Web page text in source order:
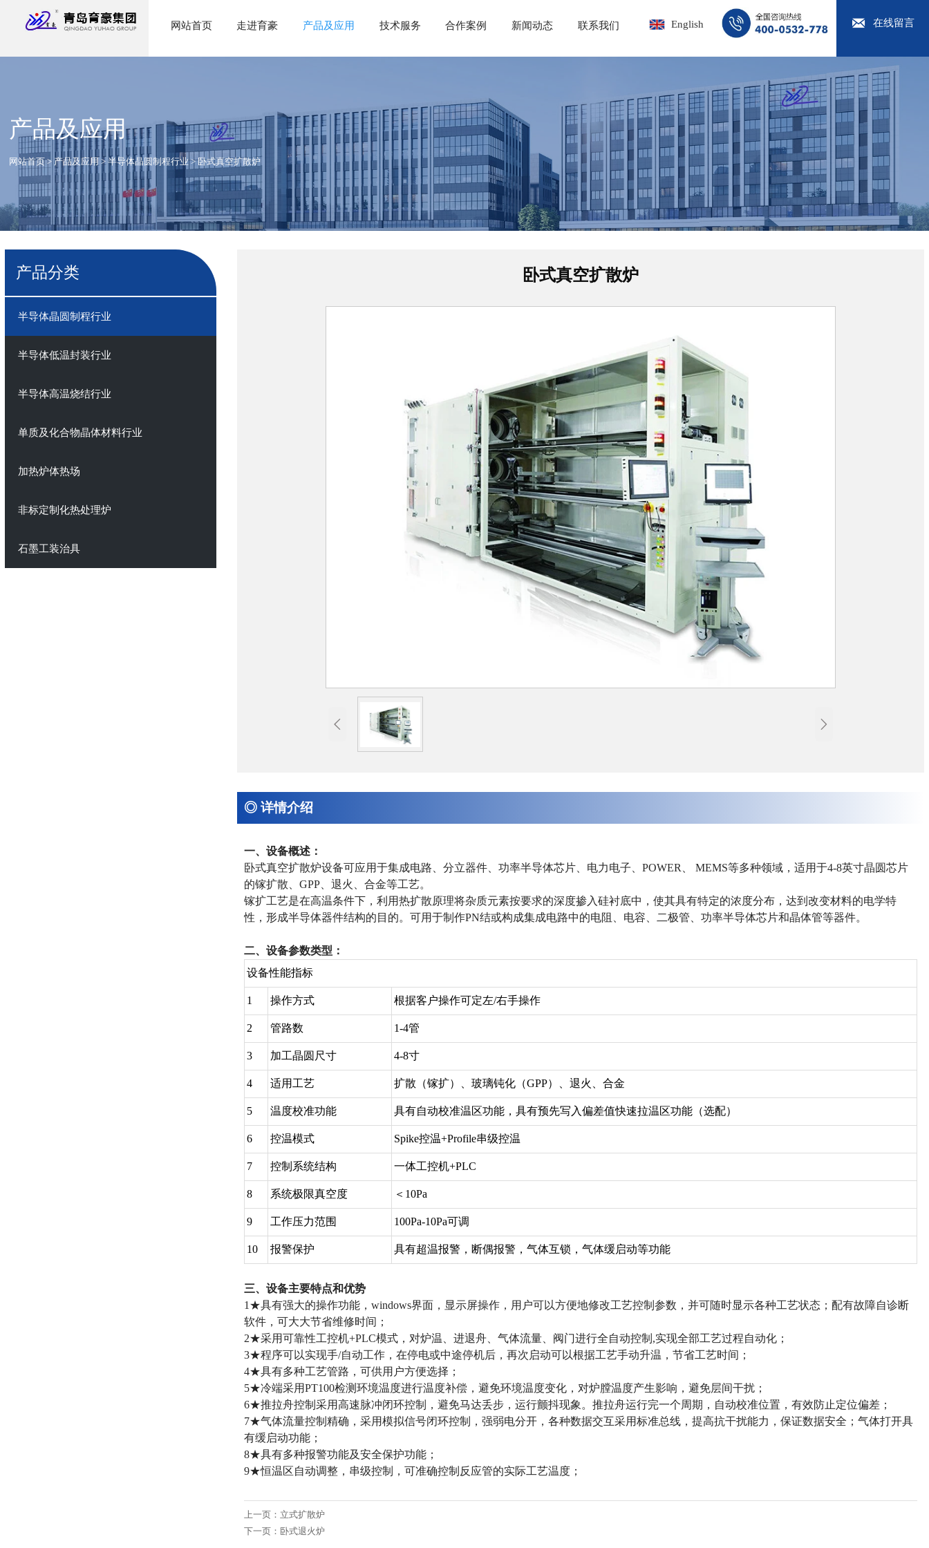
网站首页 走进育豪 产品及应用 技术服务 合作案例 新闻动态 联系我们 English  在线留言
产品及应用
网站首页> 产品及应用 >半导体晶圆制程行业>卧式真空扩散炉
产品分类
半导体晶圆制程行业
半导体低温封装行业
半导体高温烧结行业
单质及化合物晶体材料行业
加热炉体热场
非标定制化热处理炉
石墨工装治具
卧式真空扩散炉
 
◎ 详情介绍
一、设备概述：
卧式真空扩散炉设备可应用于集成电路、分立器件、功率半导体芯片、电力电子、POWER、 MEMS等多种领域，适用于4-8英寸晶圆芯片
的镓扩散、GPP、退火、合金等工艺。
镓扩工艺是在高温条件下，利用热扩散原理将杂质元素按要求的深度掺入硅衬底中，使其具有特定的浓度分布，达到改变材料的电学特
性，形成半导体器件结构的目的。可用于制作PN结或构成集成电路中的电阻、电容、二极管、功率半导体芯片和晶体管等器件。
二、设备参数类型：
设备性能指标
1 操作方式 根据客户操作可定左/右手操作
2 管路数 1-4管
3 加工晶圆尺寸 4-8寸
4 适用工艺 扩散（镓扩）、玻璃钝化（GPP）、退火、合金
5 温度校准功能 具有自动校准温区功能，具有预先写入偏差值快速拉温区功能（选配）
6 控温模式 Spike控温+Profile串级控温
7 控制系统结构 一体工控机+PLC
8 系统极限真空度 ＜10Pa
9 工作压力范围 100Pa-10Pa可调
10 报警保护 具有超温报警，断偶报警，气体互锁，气体缓启动等功能
三、设备主要特点和优势
1★具有强大的操作功能，windows界面，显示屏操作，用户可以方便地修改工艺控制参数，并可随时显示各种工艺状态；配有故障自诊断
软件，可大大节省维修时间；
2★采用可靠性工控机+PLC模式，对炉温、进退舟、气体流量、阀门进行全自动控制,实现全部工艺过程自动化；
3★程序可以实现手/自动工作，在停电或中途停机后，再次启动可以根据工艺手动升温，节省工艺时间；
4★具有多种工艺管路，可供用户方便选择；
5★冷端采用PT100检测环境温度进行温度补偿，避免环境温度变化，对炉膛温度产生影响，避免层间干扰；
6★推拉舟控制采用高速脉冲闭环控制，避免马达丢步，运行颤抖现象。推拉舟运行完一个周期，自动校准位置，有效防止定位偏差；
7★气体流量控制精确，采用模拟信号闭环控制，强弱电分开，各种数据交互采用标准总线，提高抗干扰能力，保证数据安全；气体打开具
有缓启动功能；
8★具有多种报警功能及安全保护功能；
9★恒温区自动调整，串级控制，可准确控制反应管的实际工艺温度；
上一页： 立式扩散炉
下一页： 卧式退火炉